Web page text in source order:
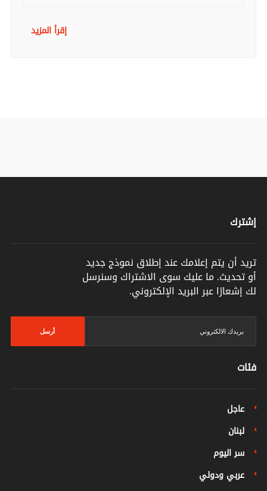
إقرأ المزيد
إشترك
تريد أن يتم إعلامك عند إطلاق نموذج جديد
أو تحديث. ما عليك سوى الاشتراك وسنرسل
لك إشعارًا عبر البريد الإلكتروني.
أرسل
فئات
عاجل
لبنان
سر اليوم
عربي ودولي